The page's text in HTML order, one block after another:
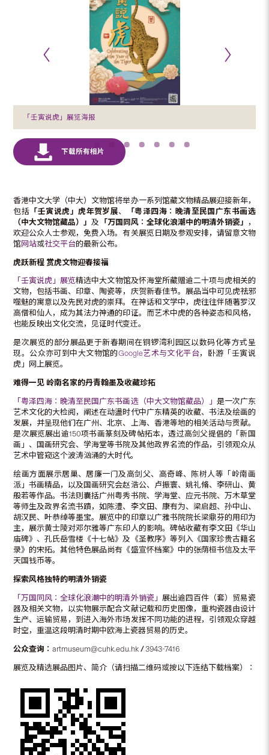
「壬寅说虎」展览海报
香港中文大学（中大）文物馆将举办一系列馆藏文物精品展迎接新年，
包括 「壬寅说虎 」 虎年贺岁展、 「粤泽四海︰ 晚清至民国广东书画选
（中大文物馆藏品）
」及 「万国同风︰全球化浪潮中的明清外销瓷 」
，
欢迎公众人士参观，免费入场。有关展览日期及参观安排，请留意文物
馆网站或社交平台的最新公布。
虎跃新程 赏虎文物迎春接福
「壬寅说虎」展览精选中大文物馆及怀海堂所藏赠逾二十项与虎相关的
文物，包括书画、印章、陶瓷等，庆贺新春佳节。展品当中可见虎祛邪
噬魅的寓意以及先民对虎的崇拜。在神话和文学中，虎往往伴随著罗汉
高僧和仙人，成为其法力神通的印证。而艺术中虎的各种姿态和风格，
也能反映出文化交流，见证时代变迁。
是次展览的部分展品更于新春期间在铜锣湾利园区以数码化等方式呈
现。公众亦可到中大文物馆的Google艺术与文化平台，卧游「壬寅说
虎」网上展览。
难得一见 岭南名家的丹青翰墨及收藏珍拓
「粤泽四海︰晚清至民国广东书画选（中大文物馆藏品）」 是一次广东
艺术文化的大检阅，阐述在动盪时代中广东精英的收藏、书法及绘画的
发展，并呈现他们在广州、北京、上海、香港等地的相关活动与贡献。
是次展览展出逾150项书画篆刻及碑帖拓本，透过高剑父提倡的「新国
画」、国画研究会、学海堂等书院及其他政界名流的作品，引领观众从
艺术中管窥这个波涛汹涌的大时代。
绘画方面展示居巢、居廉一门及高剑父、高奇峰、陈树人等「岭南画
派」书画精品，以及国画研究会赵浩公、卢振寰、姚礼脩、李研山、黄
般若等作品。书法则囊括广州粤秀书院、学海堂、应元书院、万木草堂
等师生及政界名流书蹟，如陈澧、李文田、康有为、梁启超、孙中山、
胡汉民、叶恭绰等墨宝。展览中的印章以广雅书院院长梁鼎芬的用印为
主，展示黄士陵对邓尔雅等广东印人的影响。碑帖收藏有李文田《华山
庙碑》、孔氏岳雪楼《十七帖》及《圣教序》等列入《国家珍贵古籍名
录》的宋拓。其他特色展品尚有《盛宣怀档案》中的张荫桓书信及太平
天国钱币等。
探索风格独特的明清外销瓷
「万国同风︰全球化浪潮中的明清外销瓷」 展出逾四百件（套）贸易瓷
器及相关文物，以实物展示配合文献记载和历史图像，重构瓷器由设计
生产、运输贸易，到进入海外市场发挥不同功能的进程，引领观众穿越
时空，重温这段明清时期中欧海上瓷器贸易的历史。
公众查询︰artmuseum@cuhk.edu.hk /3943-7416
展览及精选展品图片、简介（请扫描二维码或按以下连结下载档案）︰